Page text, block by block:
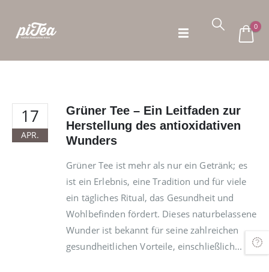
0
17
APR.
Grüner Tee – Ein Leitfaden zur
Herstellung des antioxidativen
Wunders
Grüner Tee ist mehr als nur ein Getränk; es
ist ein Erlebnis, eine Tradition und für viele
ein tägliches Ritual, das Gesundheit und
Wohlbefinden fördert. Dieses naturbelassene
Wunder ist bekannt für seine zahlreichen
gesundheitlichen Vorteile, einschließlich...